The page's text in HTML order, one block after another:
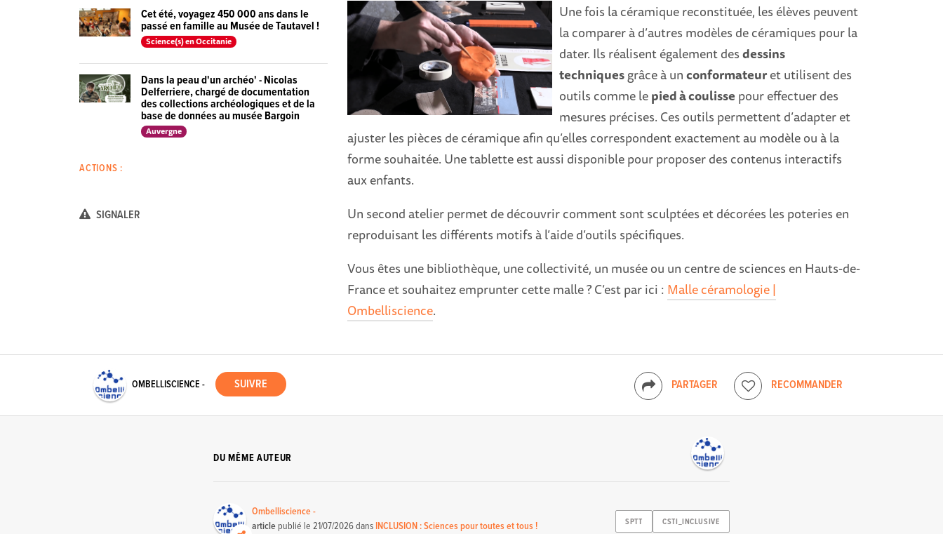
Une fois la céramique reconstituée, les élèves peuvent
la comparer à d’autres modèles de céramiques pour la
dater. Ils réalisent également desdessins
techniquesgrâce à unconformateuret utilisent des
outils comme lepied à coulisse pour effectuer des
mesures précises. Ces outils permettent d’adapter et
ajuster les pièces de céramique afin qu’elles correspondent exactement au modèle ou à la
forme souhaitée. Une tablette est aussi disponible pour proposer des contenus interactifs
aux enfants.
Un second atelier permet de découvrir comment sont sculptées et décorées les poteries en
reproduisant les différents motifs à l’aide d’outils spécifiques.
Vous êtes une bibliothèque, une collectivité, un musée ou un centre de sciences en Hauts-de-
France et souhaitez emprunter cette malle ? C’est par ici : Malle céramologie |
Ombelliscience.
Cet été, voyagez 450 000 ans dans le
passé en famille au Musée de Tautavel !
Science(s) en Occitanie
Dans la peau d'un archéo' - Nicolas
Delferriere, chargé de documentation
des collections archéologiques et de la
base de données au musée Bargoin
Auvergne
ACTIONS :
SIGNALER
PARTAGER RECOMMANDER
OMBELLISCIENCE -
DU MÊME AUTEUR
SPTT CSTI_INCLUSIVE
Ombelliscience -
article publié le21/07/2026dans INCLUSION : Sciences pour toutes et tous !